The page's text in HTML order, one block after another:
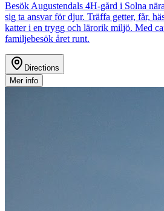
Besök Augustendals 4H-gård i Solna
sig ta ansvar för djur. Träffa getter, får,
katter i en trygg och lärorik miljö. Med
familjebesök året runt.
Directions
Mer info